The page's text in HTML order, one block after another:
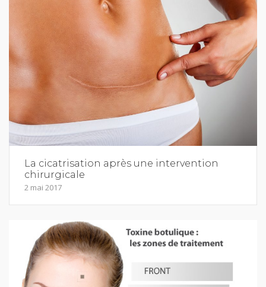
La cicatrisation après une intervention
chirurgicale
2 mai 2017